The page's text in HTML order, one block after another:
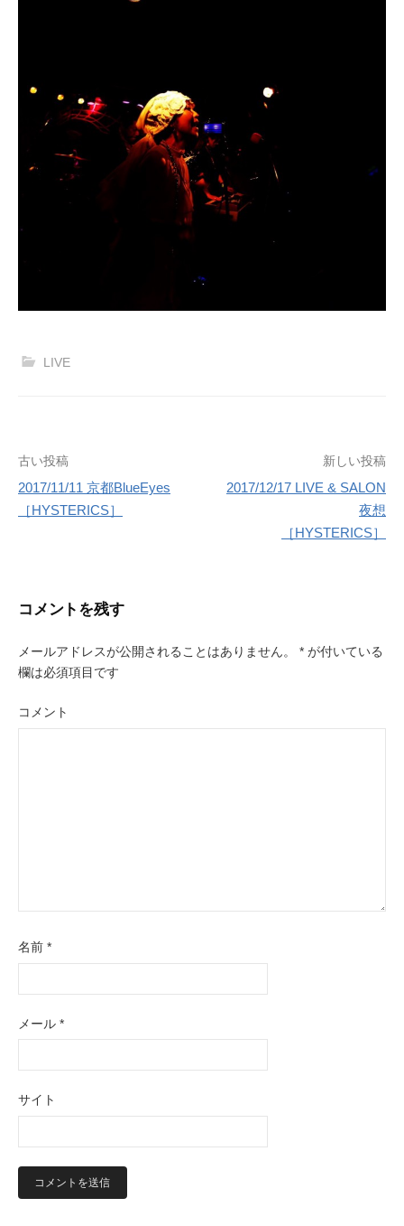
LIVE
投
ビ
ゲ
ー
シ
古い投稿
2017/11/11 京都BlueEyes
［HYSTERICS］
新しい投稿
2017/12/17 LIVE & SALON
夜想
［HYSTERICS］
コメントを残す
メールアドレスが公開されることはありません。 * が付いている
欄は必須項目です
コメント
名前 *
メール *
サイト